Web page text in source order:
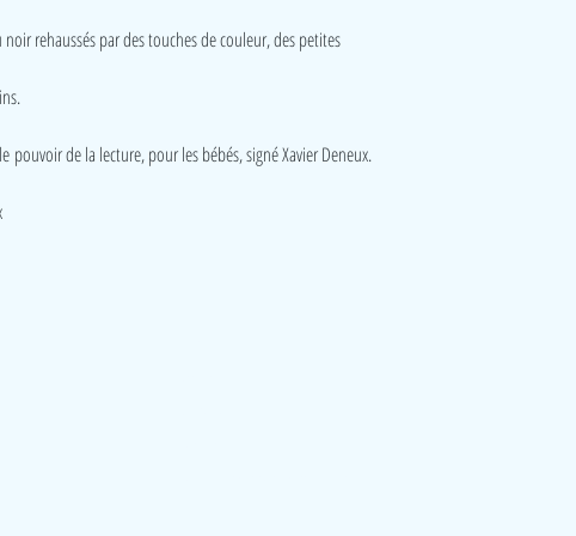
rehaussés par des touches de couleur, des petites
pouvoir de la lecture, pour les bébés, signé Xavier Deneux.